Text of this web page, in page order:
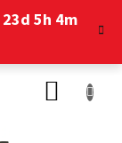
23d 5h 4m